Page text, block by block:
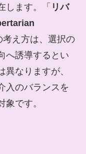
します。「 リバ
考え方は、選択の
へ誘導するとい
異なりますが、
入のバランスを
です。